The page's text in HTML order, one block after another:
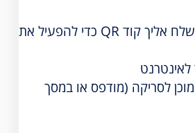
בסיום הרכישה נשלח אליך קוד QR כדי להפעיל את
2. שקוד ה- QR מוכן לסריקה (מודפס או במסך